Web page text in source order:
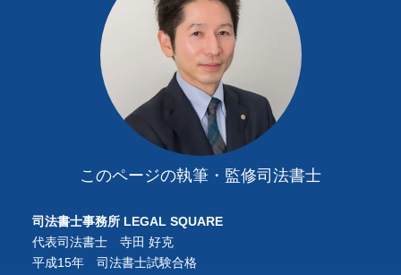
このページの執筆・監修司法書士
司法書士事務所 LEGAL SQUARE
代表司法書士 寺田 好克
平成15年 司法書士試験合格